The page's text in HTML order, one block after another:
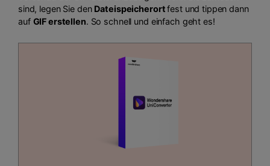
sind, legen Sie den Dateispeicherortfest und tippen dann
auf GIF erstellen. So schnell und einfach geht es!